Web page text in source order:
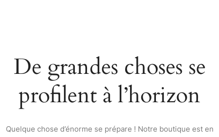
De grandes choses se
profilent à l’horizon
Quelque chose d’énorme se prépare ! Notre boutique est en